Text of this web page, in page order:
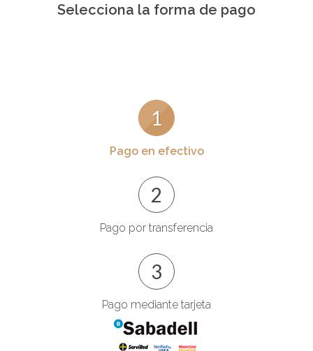
Selecciona la forma de pago
1
Pago en efectivo
2
Pago por transferencia
3
Pago mediante tarjeta